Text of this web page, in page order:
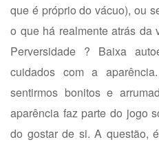
que é próprio do vácuo), ou
o que há realmente atrás da
Perversidade ? Baixa
cuidados com a
sentirmos bonitos e
aparência faz parte do jogo
do gostar de si. A questão,